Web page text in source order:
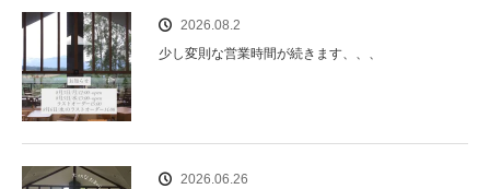
2026.08.2
少し変則な営業時間が続きます、、、
2026.06.26